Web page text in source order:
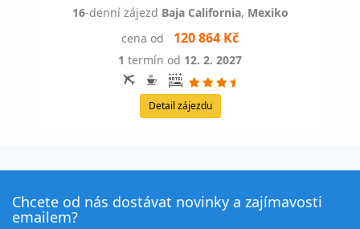
16-denní zájezd Baja California, Mexiko
cena od
120 864 Kč
1 termín od 12. 2. 2027
Detail zájezdu
Chcete od nás dostávat novinky a zajímavosti
emailem?